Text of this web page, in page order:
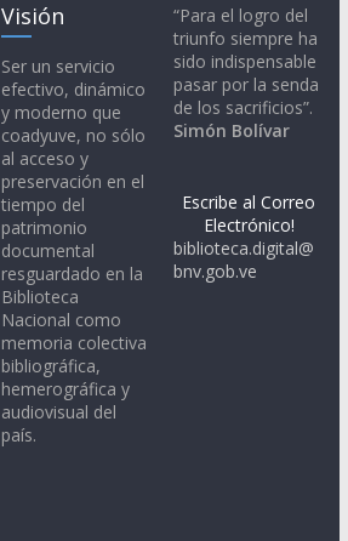
Visión
Ser un servicio
efectivo, dinámico
y moderno que
coadyuve, no sólo
al acceso y
preservación en el
tiempo del
patrimonio
documental
resguardado en la
Biblioteca
Nacional como
memoria colectiva
bibliográfica,
hemerográfica y
audiovisual del
país.
“Para el logro del
triunfo siempre ha
sido indispensable
pasar por la senda
de los sacrificios”.
Simón Bolívar
Escribe al Correo
Electrónico!
biblioteca.digital@
bnv.gob.ve